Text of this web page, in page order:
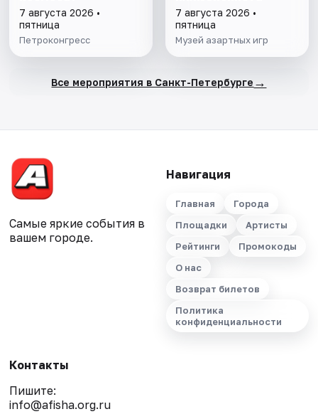
7 августа 2026 •
пятница
Петроконгресс
7 августа 2026 •
пятница
Музей азартных игр
Все мероприятия в Санкт-Петербурге →
Самые яркие события в
вашем городе.
Навигация
Главная
Города
Площадки
Артисты
Рейтинги
Промокоды
О нас
Возврат билетов
Политика
конфиденциальности
Контакты
Пишите:
info@afisha.org.ru